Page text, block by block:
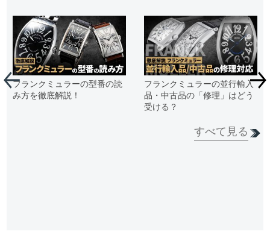
フランクミュラーの型番の読
み方を徹底解説！
フランクミュラーの並行輸入
品・中古品の「修理」はどう
受ける？
すべて見る